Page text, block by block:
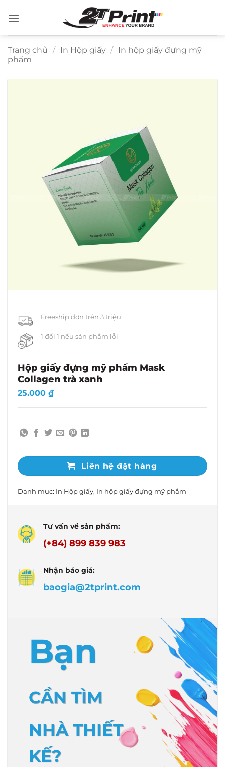
qua
Trang chủ / In Hộp giấy / In hộp giấy đựng mỹ
phẩm
Freeship đơn trên 3 triệu
1 đổi 1 nếu sản phẩm lỗi
Hộp giấy đựng mỹ phẩm Mask
Collagen trà xanh
25.000 ₫
Liên hệ đặt hàng
Danh mục: In Hộp giấy, In hộp giấy đựng mỹ phẩm
Tư vấn về sản phẩm:
(+84) 899 839 983
Nhận báo giá:
baogia@2tprint.com
Bạn
CẦN TÌM
NHÀ THIẾT
KẾ?